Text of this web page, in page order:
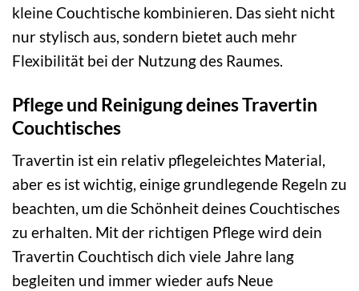
kleine Couchtische kombinieren. Das sieht nicht
nur stylisch aus, sondern bietet auch mehr
Flexibilität bei der Nutzung des Raumes.
Pflege und Reinigung deines Travertin
Couchtisches
Travertin ist ein relativ pflegeleichtes Material,
aber es ist wichtig, einige grundlegende Regeln zu
beachten, um die Schönheit deines Couchtisches
zu erhalten. Mit der richtigen Pflege wird dein
Travertin Couchtisch dich viele Jahre lang
begleiten und immer wieder aufs Neue